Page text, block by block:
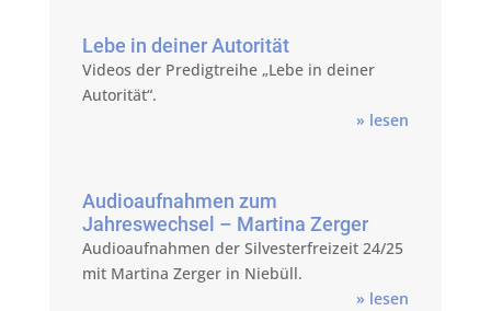
Lebe in deiner Autorität
Videos der Predigtreihe „Lebe in deiner
Autorität“.
» lesen
Audioaufnahmen zum
Jahreswechsel – Martina Zerger
Audioaufnahmen der Silvesterfreizeit 24/25
mit Martina Zerger in Niebüll.
» lesen